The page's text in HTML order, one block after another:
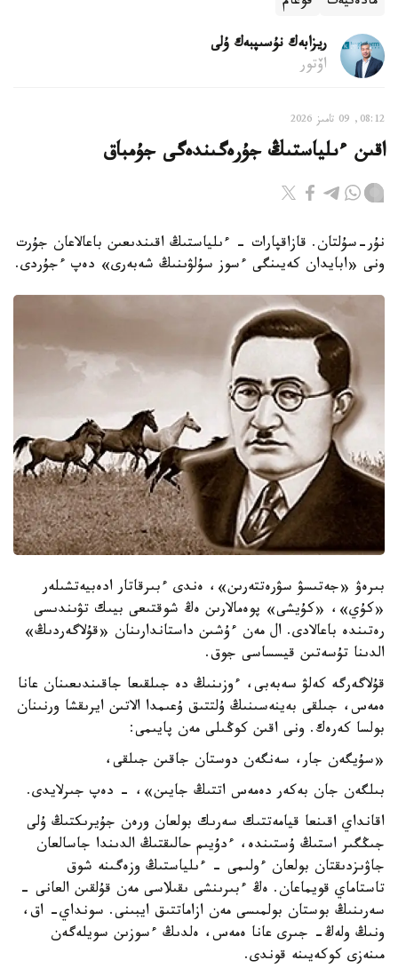
ريزابەك نۇسىپبەك ۇلى
اۆتور
08:12, 09 تامىز 2026
اقىن ءىلياستىڭ جۇرەگىندەگى جۇمباق
نۇر-سۇلتان. قازاقپارات - ءىلياستىڭ اقىندىعىن باعالاعان جۇرت
ونى «ابايدان كەيىنگى ءسوز سۇلۋىنىڭ شەبەرى» دەپ ءجۇردى.
بىرەۋ «جەتىسۋ سۋرەتتەرىن»، ەندى ءبىرقاتار ادەبيەتشىلەر
«كۇي»، «كۇيشى» پوەمالارىن ەڭ شوقتىعى بيىك تۋىندىسى
رەتىندە باعالادى. ال مەن ءۇشىن داستاندارىنان «قۇلاگەردىڭ»
الدىنا تۇسەتىن قيسساسى جوق.
قۇلاگەرگە كەلۋ سەبەبى، ءوزىنىڭ دە جىلقىعا جاقىندىعىنان عانا
ەمەس، جىلقى بەينەسىنىڭ ۇلتتىق ۇعىمدا الاتىن ايرىقشا ورنىنان
بولسا كەرەك. ونى اقىن كوڭىلى مەن پايىمى:
«سۇيگەن جار، سەنگەن دوستان جاقىن جىلقى،
بىلگەن جان بەكەر دەمەس اتتىڭ جايىن»، - دەپ جىرلايدى.
اقانداي اقىنعا قيامەتتىك سەرىك بولعان ورەن جۇيرىكتىڭ ۇلى
جىڭگىر استىڭ ۇستىندە، ءدۇيىم حالىقتىڭ الدىندا جاسالعان
جاۋىزدىقتان بولعان ءولىمى - ءىلياستىڭ وزەگىنە شوق
تاستاماي قويماعان. ەڭ ءبىرىنشى ىقىلاسى مەن قۇلقىن العانى -
سەرىنىڭ بوستان بولمىسى مەن ازاماتتىق ايبىنى. سونداي- اق،
ونىڭ ولەڭ- جىرى عانا ەمەس، ەلدىڭ ءسوزىن سويلەگەن
مىنەزى كوكەيىنە قوندى.